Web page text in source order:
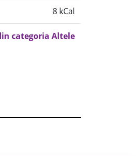
8 kCal
categoria Altele